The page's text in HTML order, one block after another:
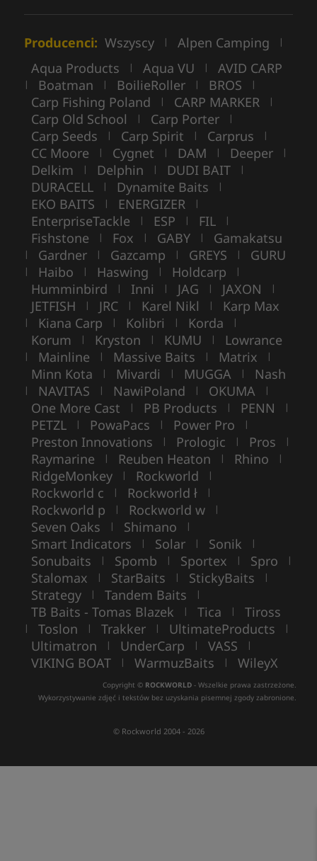
Producenci: Wszyscy | Alpen Camping |
Aqua Products | Aqua VU | AVID CARP
| Boatman | BoilieRoller | BROS |
Carp Fishing Poland | CARP MARKER |
Carp Old School | Carp Porter |
Carp Seeds | Carp Spirit | Carprus |
CC Moore | Cygnet | DAM | Deeper |
Delkim | Delphin | DUDI BAIT |
DURACELL | Dynamite Baits |
EKO BAITS | ENERGIZER |
EnterpriseTackle | ESP | FIL |
Fishstone | Fox | GABY | Gamakatsu
| Gardner | Gazcamp | GREYS | GURU
| Haibo | Haswing | Holdcarp |
Humminbird | Inni | JAG | JAXON |
JETFISH | JRC | Karel Nikl | Karp Max
| Kiana Carp | Kolibri | Korda |
Korum | Kryston | KUMU | Lowrance
| Mainline | Massive Baits | Matrix |
Minn Kota | Mivardi | MUGGA | Nash
| NAVITAS | NawiPoland | OKUMA |
One More Cast | PB Products | PENN |
PETZL | PowaPacs | Power Pro |
Preston Innovations | Prologic | Pros |
Raymarine | Reuben Heaton | Rhino |
RidgeMonkey | Rockworld |
Rockworld c | Rockworld ł |
Rockworld p | Rockworld w |
Seven Oaks | Shimano |
Smart Indicators | Solar | Sonik |
Sonubaits | Spomb | Sportex | Spro |
Stalomax | StarBaits | StickyBaits |
Strategy | Tandem Baits |
TB Baits - Tomas Blazek | Tica | Tiross
| Toslon | Trakker | UltimateProducts |
Ultimatron | UnderCarp | VASS |
VIKING BOAT | WarmuzBaits | WileyX
Copyright © ROCKWORLD - Wszelkie prawa zastrzeżone.
Wykorzystywanie zdjęć i tekstów bez uzyskania pisemnej zgody zabronione.
© Rockworld 2004 - 2026